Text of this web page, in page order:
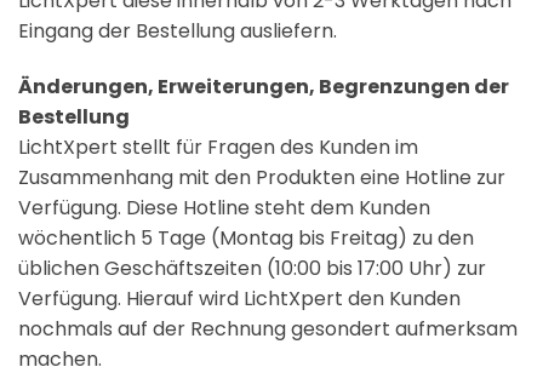
Eingang der Bestellung ausliefern.
Änderungen, Erweiterungen, Begrenzungen der
Bestellung
LichtXpert stellt für Fragen des Kunden im
Zusammenhang mit den Produkten eine Hotline zur
Verfügung. Diese Hotline steht dem Kunden
wöchentlich 5 Tage (Montag bis Freitag) zu den
üblichen Geschäftszeiten (10:00 bis 17:00 Uhr) zur
Verfügung. Hierauf wird LichtXpert den Kunden
nochmals auf der Rechnung gesondert aufmerksam
machen.